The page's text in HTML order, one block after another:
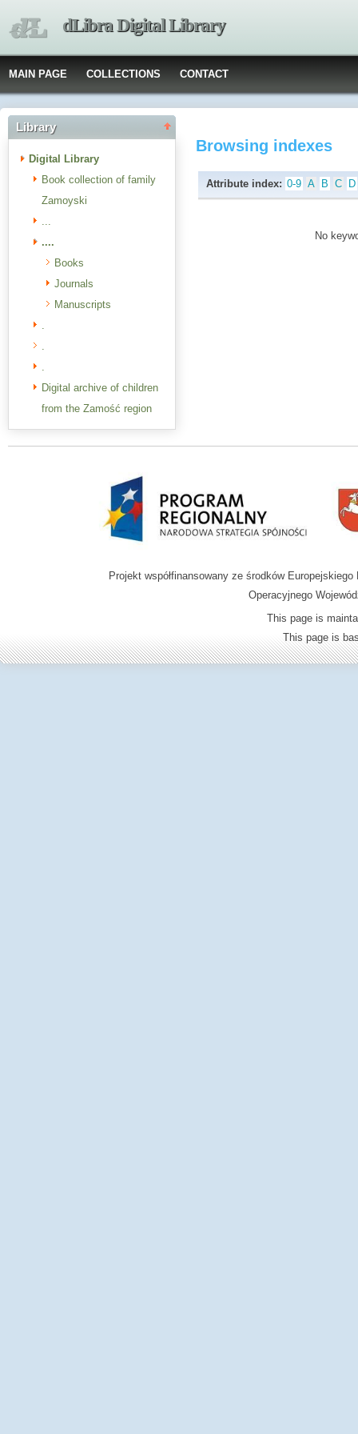
dLibra Digital Library
MAIN PAGE COLLECTIONS CONTACT
Library
Digital Library
Book collection of family
Zamoyski
...
....
Books
Journals
Manuscripts
.
.
.
Digital archive of children
from the Zamość region
Browsing indexes
Attribute index: 0-9 A B C D
No
Projekt współfinansowany ze środków
Operacyjnego
This page is
This page is